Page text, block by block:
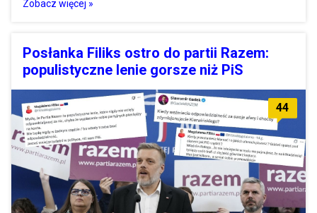
Zobacz więcej »
Posłanka Filiks ostro do partii Razem:
populistyczne lenie gorsze niż PiS
44